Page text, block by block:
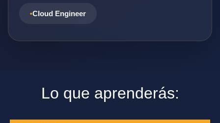
Cloud Engineer
Lo que aprenderás: